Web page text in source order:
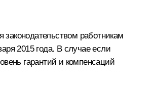
работникам
2015 года. В случае если
гарантий и компенсаций